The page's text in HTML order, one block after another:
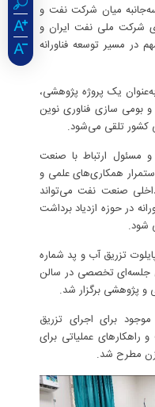
میان شرکت نفت و
شرکت ملی نفت ایران و
مسیر توسعه فناورانه
یک پروژه پژوهشی،
بومی سازی فناوری نوین
کشور تلقی می‌شود.
مسئول ارتباط با صنعت
همکاری‌های علمی و
صنعت نفت می‌تواند
در حوزه ازدیاد برداشت
شود.
تزریق آب و پد شماره
جلسه‌ای تخصصی در سالن
و پژوهشی برگزار شد.
برای اجرای تزریق
راهکارهای عملیاتی برای
مطرح شد.